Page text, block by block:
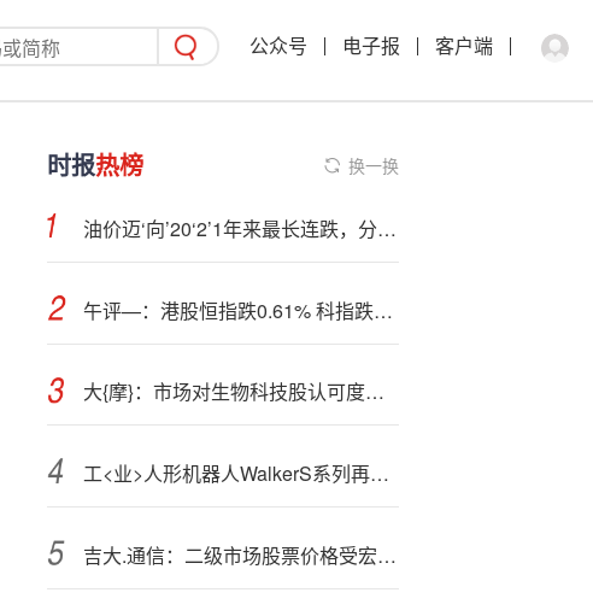
公众号 电子报 客户端
时报热榜 换一换
油价迈‘向’20‘2’1年来最长连跌，分析师警告前景会更黯淡
午评—：港股恒指跌0.61% 科指跌1.78% 科网股全线下跌 内银股走强 奥克斯电气上市首日跌7%
大{摩}：市场对生物科技股认可度提升 推动股价跑赢大市 看好康方生物等
工<业>人形机器人WalkerS系列再获新订单 优必选年内涨幅超过140%
吉大.通信：二级市场股票价格受宏观环境等多重因素影响